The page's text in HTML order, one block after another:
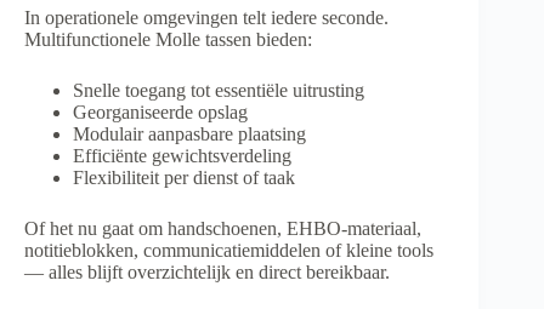
In operationele omgevingen telt iedere seconde.
Multifunctionele Molle tassen bieden:
Snelle toegang tot essentiële uitrusting
Georganiseerde opslag
Modulair aanpasbare plaatsing
Efficiënte gewichtsverdeling
Flexibiliteit per dienst of taak
Of het nu gaat om handschoenen, EHBO-materiaal,
notitieblokken, communicatiemiddelen of kleine tools
— alles blijft overzichtelijk en direct bereikbaar.